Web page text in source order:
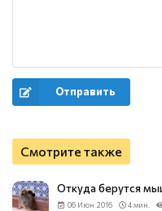
Отправить
Смотрите также
Откуда берутся
06 Июн 2016 4 мин.